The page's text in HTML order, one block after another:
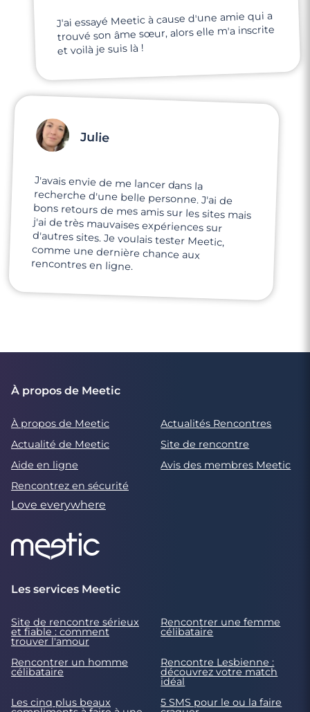
J'ai essayé Meetic à cause d'une amie qui a
trouvé son âme sœur, alors elle m'a inscrite
et voilà je suis là !
Julie
J'avais envie de me lancer dans la
recherche d'une belle personne. J'ai de
bons retours de mes amis sur les sites mais
j'ai de très mauvaises expériences sur
d'autres sites. Je voulais tester Meetic,
comme une dernière chance aux
rencontres en ligne.
À propos de Meetic
À propos de Meetic
Actualités Rencontres
Actualité de Meetic
Site de rencontre
Aide en ligne
Avis des membres Meetic
Rencontrez en sécurité
Love everywhere
Les services Meetic
Site de rencontre sérieux
et fiable : comment
trouver l'amour
Rencontrer une femme
célibataire
Rencontrer un homme
célibataire
Rencontre Lesbienne :
découvrez votre match
idéal
Les cinq plus beaux
5 SMS pour le ou la faire